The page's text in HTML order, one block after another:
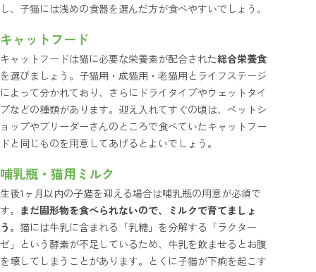
し、子猫には浅めの食器を選んだ方が食べやすいでしょう。
キャットフード
キャットフードは猫に必要な栄養素が配合された総合栄養食
を選びましょう。子猫用・成猫用・老猫用とライフステージ
によって分かれており、さらにドライタイプやウェットタイ
プなどの種類があります。迎え入れてすぐの頃は、ペットシ
ョップやブリーダーさんのところで食べていたキャットフー
ドと同じものを用意してあげるとよいでしょう。
哺乳瓶・猫用ミルク
生後1ヶ月以内の子猫を迎える場合は哺乳瓶の用意が必須で
す。 まだ固形物を食べられないので、ミルクで育てましょ
う。 猫には牛乳に含まれる「乳糖」を分解する「ラクター
ゼ」という酵素が不足しているため、牛乳を飲ませるとお腹
を壊してしまうことがあります。とくに子猫が下痢を起こす